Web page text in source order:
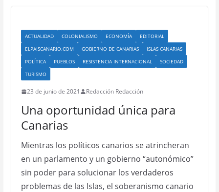
ACTUALIDAD COLONIALISMO ECONOMÍA
EDITORIAL
ELPAISCANARIO.COM
GOBIERNO DE CANARIAS
ISLAS CANARIAS
POLÍTICA
PUEBLOS RESISTENCIA INTERNACIONAL
SOCIEDAD
TURISMO
23 de junio de 2021 Redacción Redacción
Una oportunidad única para
Canarias
Mientras los políticos canarios se atrincheran
en un parlamento y un gobierno “autonómico”
sin poder para solucionar los verdaderos
problemas de las Islas, el soberanismo canario